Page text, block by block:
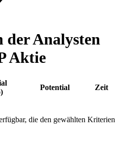
der Analysten
Aktie
Potential Zeit
die den gewählten Kriterien